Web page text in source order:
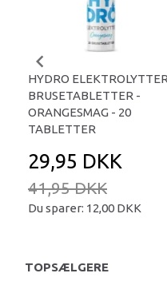
HYDRO ELEKTROLYTTER
BRUSETABLETTER -
ORANGESMAG - 20
TABLETTER
29,95 DKK
41,95 DKK
Du sparer: 12,00 DKK
TOPSÆLGERE